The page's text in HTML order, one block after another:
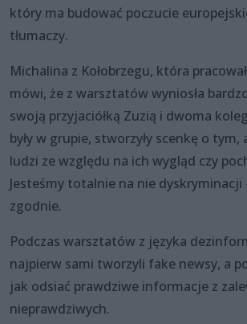
który ma budować poczucie
tłumaczy.
Michalina z Kołobrzegu, która
mówi, że z warsztatów wyniosła
swoją przyjaciółką Zuzią i dwoma
były w grupie, stworzyły scenkę o tym,
ludzi ze względu na ich wygląd czy
Jesteśmy totalnie na nie dyskryminacji
zgodnie.
Podczas warsztatów z języka
najpierw sami tworzyli fake newsy, a
jak odsiać prawdziwe informacje z
nieprawdziwych.